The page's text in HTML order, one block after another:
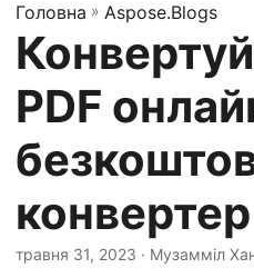
к
н
т
и
н
а
в
і
Головна » Aspose.Blogs
PDF
конвертер
травня 31, 2023 · Музамміл